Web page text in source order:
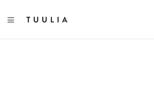
TOGGLE NAVIGATION